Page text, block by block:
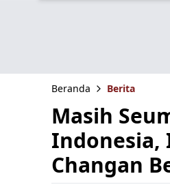
Beranda Berita
Masih
Indonesia,
Changan